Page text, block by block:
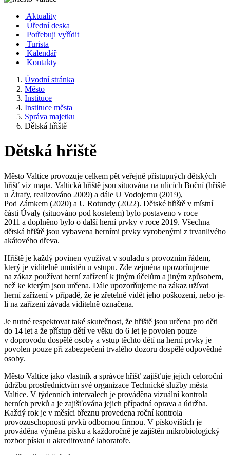
Aktuality
Úřední deska
Potřebuji vyřídit
Turista
Kalendář
Kontakty
Úvodní stránka
Město
Instituce
Instituce města
Správa majetku
Dětská hřiště
Dětská hřiště
Město Valtice provozuje celkem pět veřejně přístupných dětských
hřišť viz mapa. Valtická hřiště jsou situována na ulicích Boční (hřiště
u Žirafy, realizováno 2009) a dále U Vodojemu (2019),
Pod Zámkem (2020) a U Rotundy (2022). Dětské hřiště v místní
části Úvaly (situováno pod kostelem) bylo postaveno v roce
2011 a doplněno bylo o další herní prvky v roce 2019. Všechna
dětská hřiště jsou vybavena herními prvky vyrobenými z trvanlivého
akátového dřeva.
Hřiště je každý povinen využívat v souladu s provozním řádem,
který je viditelně umístěn u vstupu. Zde zejména upozorňujeme
na zákaz používat herní zařízení k jiným účelům a jiným způsobem,
než ke kterým jsou určena. Dále upozorňujeme na zákaz užívat
herní zařízení v případě, že je zřetelně vidět jeho poškození, nebo je-
li na zařízení závada viditelně označena.
Je nutné respektovat také skutečnost, že hřiště jsou určena pro děti
do 14 let a že přístup dětí ve věku do 6 let je povolen pouze
v doprovodu dospělé osoby a vstup těchto dětí na herní prvky je
povolen pouze při zabezpečení trvalého dozoru dospělé odpovědné
osoby.
Město Valtice jako vlastník a správce hřišť zajišťuje jejich celoroční
údržbu prostřednictvím své organizace Technické služby města
Valtice. V týdenních intervalech je prováděna vizuální kontrola
herních prvků a je zajišťována jejich případná oprava a údržba.
Každý rok je v měsíci březnu provedena roční kontrola
provozuschopnosti prvků odbornou firmou. V pískovištích je
prováděna výměna písku a každoročně je zajištěn mikrobiologický
rozbor písku u akreditované laboratoře.